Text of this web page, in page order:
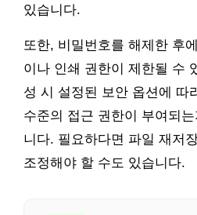
있습니다.
또한, 비밀번호를 해제한 후
이나 인쇄 권한이 제한될 수
성 시 설정된 보안 옵션에 따
수준의 접근 권한이 부여되
니다. 필요하다면 파일 재저
조정해야 할 수도 있습니다.